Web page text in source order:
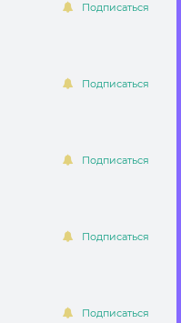
Подписаться
Подписаться
Подписаться
Подписаться
Подписаться